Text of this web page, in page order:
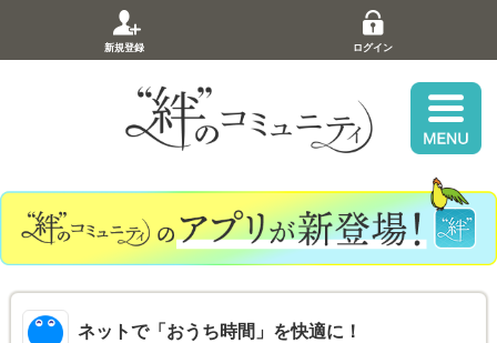
新規登録 ログイン
ネットで「おうち時間」を快適に！